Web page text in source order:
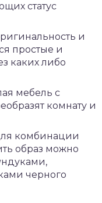
статус
и
простые и
каких либо
мебель с
комнату и
комбинации
образ можно
черного